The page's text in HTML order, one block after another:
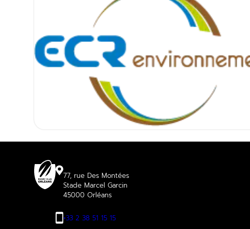
77, rue Des Montées
Stade Marcel Garcin
45000 Orléans
+33 2 38 51 15 15